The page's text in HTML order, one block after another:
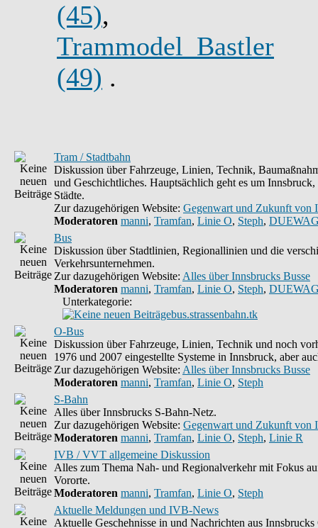
(45),
Trammodel_Bastler
(49) .
Tram / Stadtbahn
Diskussion über Fahrzeuge, Linien, Technik,
und Geschichtliches. Hauptsächlich geht es um Innsbruck,
Städte.
Zur dazugehörigen Website: Gegenwart und Zukunft von
Moderatoren manni, Tramfan, Linie O, Steph,
Bus
Diskussion über Stadtlinien, Regionallinien und die
Verkehrsunternehmen.
Zur dazugehörigen Website: Alles über Innsbrucks Busse
Moderatoren manni, Tramfan, Linie O, Steph,
Unterkategorie:
bus.strassenbahn.tk
O-Bus
Diskussion über Fahrzeuge, Linien, Technik und noch
1976 und 2007 eingestellte Systeme in Innsbruck, aber
Zur dazugehörigen Website: Alles über Innsbrucks Busse
Moderatoren manni, Tramfan, Linie O, Steph
S-Bahn
Alles über Innsbrucks S-Bahn-Netz.
Zur dazugehörigen Website: Gegenwart und Zukunft von
Moderatoren manni, Tramfan, Linie O, Steph, Linie R
IVB / VVT allgemeine Diskussion
Alles zum Thema Nah- und Regionalverkehr mit Fokus
Vororte.
Moderatoren manni, Tramfan, Linie O, Steph
Aktuelle Meldungen und IVB-News
Aktuelle Geschehnisse in und Nachrichten aus